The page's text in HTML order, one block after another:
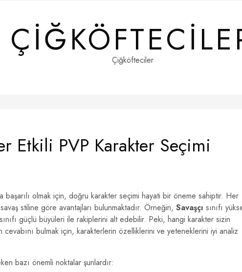
Çiğköfteciler
Etkili PVP Karakter Seçimi
başarılı olmak için, doğru karakter seçimi hayati bir öneme sahiptir. Her
stiline göre avantajları bulunmaktadır. Örneğin, Savaşçı sınıfı
sınıfı güçlü büyüleri ile rakiplerini alt edebilir. Peki, hangi karakter sizin
bulmak için, karakterlerin özelliklerini ve yeteneklerini iyi analiz
bazı önemli noktalar şunlardır: